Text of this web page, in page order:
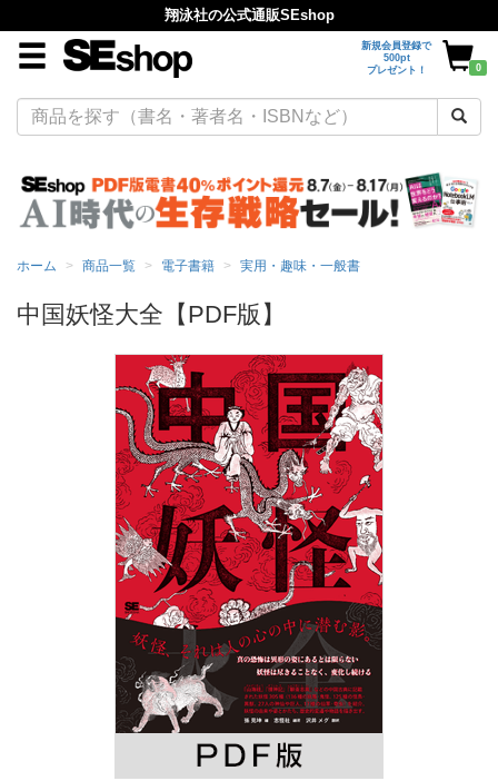
翔泳社の公式通販SEshop
新規会員登録で
500pt
プレゼント！
0
ホーム 商品一覧 電子書籍 実用・趣味・一般書
中国妖怪大全【PDF版】